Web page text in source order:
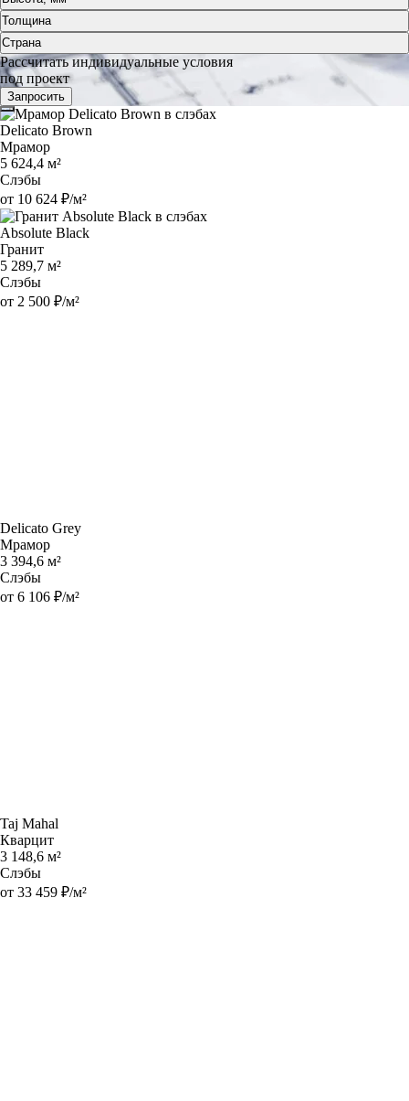
Толщина
Страна
Рассчитать индивидуальные условия
под проект
Запросить
Delicato Brown
Мрамор
5 624,4 м²
Слэбы
от 10 624 ₽/м²
Absolute Black
Гранит
5 289,7 м²
Слэбы
от 2 500 ₽/м²
Delicato Grey
Мрамор
3 394,6 м²
Слэбы
от 6 106 ₽/м²
Taj Mahal
Кварцит
3 148,6 м²
Слэбы
от 33 459 ₽/м²